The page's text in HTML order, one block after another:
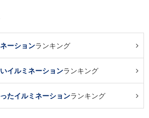
ーションランキング
イルミネーションランキング
たイルミネーションランキング